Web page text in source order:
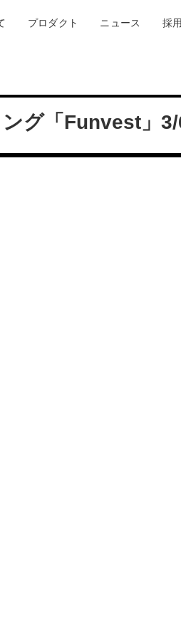
プロダクト ニュース 採
グ「Funvest」